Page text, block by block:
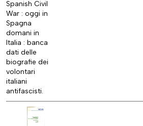
Spanish Civil
War : oggi in
Spagna
domani in
Italia : banca
dati delle
biografie dei
volontari
italiani
antifascisti.